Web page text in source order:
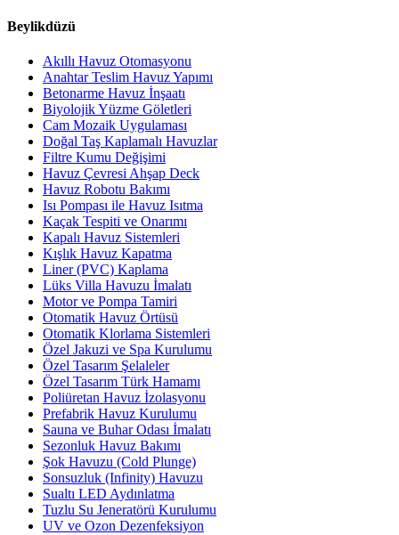
Beylikdüzü
Akıllı Havuz Otomasyonu
Anahtar Teslim Havuz Yapımı
Betonarme Havuz İnşaatı
Biyolojik Yüzme Göletleri
Cam Mozaik Uygulaması
Doğal Taş Kaplamalı Havuzlar
Filtre Kumu Değişimi
Havuz Çevresi Ahşap Deck
Havuz Robotu Bakımı
Isı Pompası ile Havuz Isıtma
Kaçak Tespiti ve Onarımı
Kapalı Havuz Sistemleri
Kışlık Havuz Kapatma
Liner (PVC) Kaplama
Lüks Villa Havuzu İmalatı
Motor ve Pompa Tamiri
Otomatik Havuz Örtüsü
Otomatik Klorlama Sistemleri
Özel Jakuzi ve Spa Kurulumu
Özel Tasarım Şelaleler
Özel Tasarım Türk Hamamı
Poliüretan Havuz İzolasyonu
Prefabrik Havuz Kurulumu
Sauna ve Buhar Odası İmalatı
Sezonluk Havuz Bakımı
Şok Havuzu (Cold Plunge)
Sonsuzluk (Infinity) Havuzu
Sualtı LED Aydınlatma
Tuzlu Su Jeneratörü Kurulumu
UV ve Ozon Dezenfeksiyon